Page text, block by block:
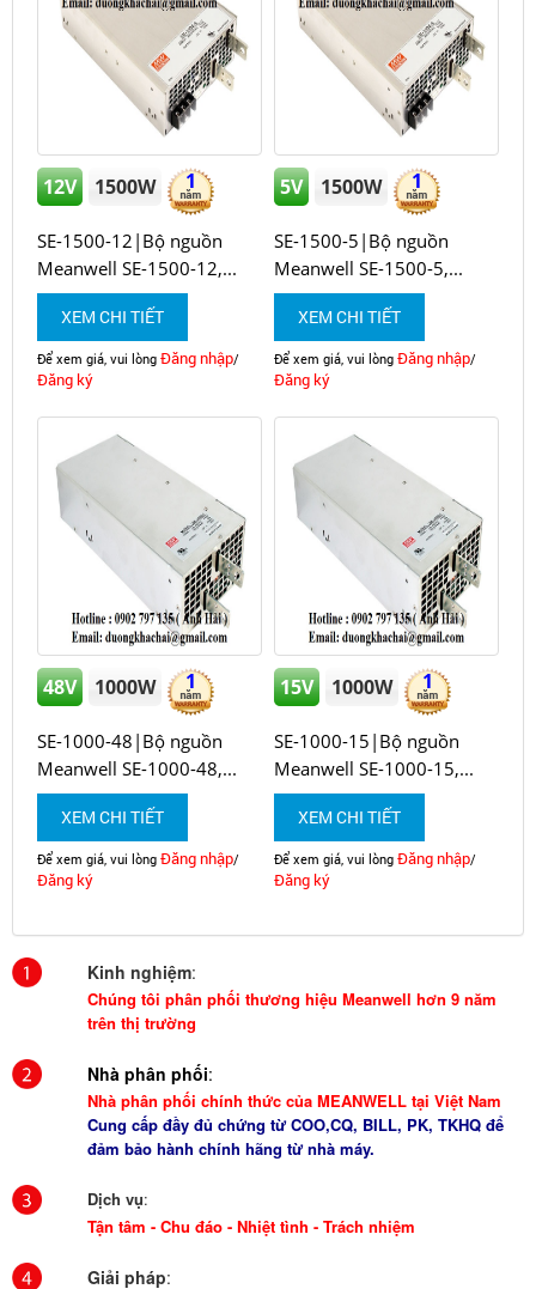
12V 1500W 1
SE-1500-12|Bộ nguồn
Meanwell SE-1500-12,...
XEM CHI TIẾT
Để xem giá, vui lòng Đăng nhập/
Đăng ký
5V 1500W 1
SE-1500-5|Bộ nguồn
Meanwell SE-1500-5,...
XEM CHI TIẾT
Để xem giá, vui lòng Đăng nhập/
Đăng ký
48V 1000W 1
SE-1000-48|Bộ nguồn
Meanwell SE-1000-48,...
XEM CHI TIẾT
Để xem giá, vui lòng Đăng nhập/
Đăng ký
15V 1000W 1
SE-1000-15|Bộ nguồn
Meanwell SE-1000-15,...
XEM CHI TIẾT
Để xem giá, vui lòng Đăng nhập/
Đăng ký
Kinh nghiệm:
Chúng tôi phân phối thương hiệu Meanwell hơn 9 năm
trên thị trường
Nhà phân phối:
Nhà phân phối chính thức của MEANWELL tại Việt Nam
Cung cấp đầy đủ chứng từ COO,CQ, BILL, PK, TKHQ để
đảm bảo hành chính hãng từ nhà máy.
Dịch vụ:
Tận tâm - Chu đáo - Nhiệt tình - Trách nhiệm
Giải pháp: